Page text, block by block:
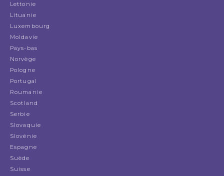
Lettonie
Lituanie
Luxembourg
Moldavie
Pays-bas
Norvège
Pologne
Portugal
Roumanie
Scotland
Serbie
Slovaquie
Slovénie
Espagne
Suède
Suisse